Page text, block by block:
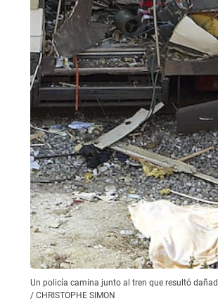
Un policía camina junto al tren que resultó
/ CHRISTOPHE SIMON